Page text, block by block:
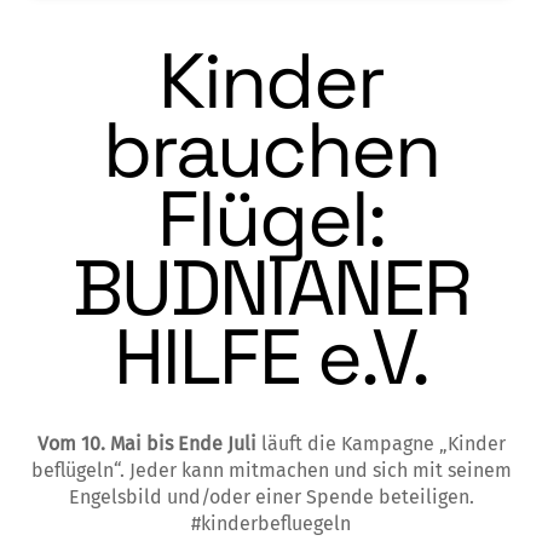
Kinder
brauchen
Flügel:
BUDNIANER
HILFE e.V.
Vom 10. Mai bis Ende Juli läuft die Kampagne „Kinder
beflügeln“. Jeder kann mitmachen und sich mit seinem
Engelsbild und/oder einer Spende beteiligen.
#kinderbefluegeln